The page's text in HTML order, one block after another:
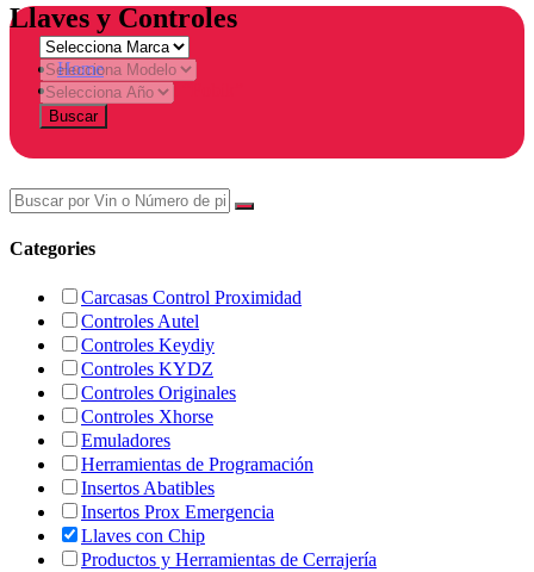
Llaves y Controles
Home
Products tagged “Fobik”
Buscar
Categories
Carcasas Control Proximidad
Controles Autel
Controles Keydiy
Controles KYDZ
Controles Originales
Controles Xhorse
Emuladores
Herramientas de Programación
Insertos Abatibles
Insertos Prox Emergencia
Llaves con Chip
Productos y Herramientas de Cerrajería